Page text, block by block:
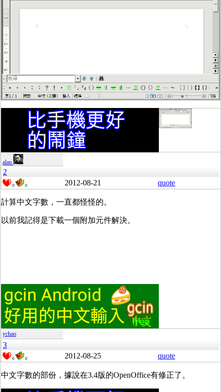
alan
2
0 0 2012-08-21 quote
計算中文字數，一直都怪怪的。
以前我記得是下載一個附加元件解決。
ychao
3
0 0 2012-08-25 quote
中文字數的部份，據說在3.4版的OpenOffice有修正了。